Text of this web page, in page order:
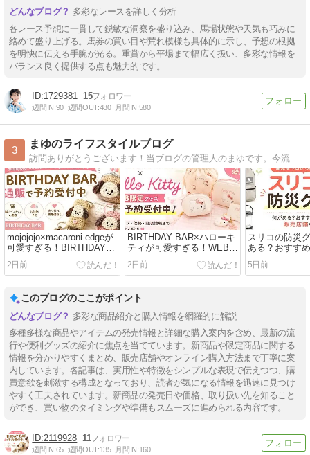
多彩なレースを詳しく分析
各レース予想に一貫して鋭敏な洞察を盛り込み、馬場状態や天気も巧みに
絡めて盛り上げる。馬券の買い目や荒れ模様も具体的に示し、予想の根拠
を明快に伝える手腕が光る。重賞から平場まで幅広く扱い、多彩な情報を
バランス良く提供する点も魅力的です。
1729381 15
週間IN:90 週間OUT:480 月間IN:580
3
まゆのライフスタイルブログ
訪問ありがとうございます！当ブログの管理人のまゆです。今流行りのトレンド・エンタメについて発信♪
mojojojo×macaroni edgeが
可愛すぎる！BIRTHDAY
BAR通販で予約受付中！
2日前
BIRTHDAY BAR×ハローキ
ティが可愛すぎる！WEB限
定グッズを今すぐ予約！
2日前
スリコの防災
ある？おすす
販売店舗を紹
5日前
このブログのここがポイント
多彩な商品紹介と購入情報を網羅的に解説
多種多様な商品やアイテムの発売情報と詳細な購入案内を含め、最新の流
行や便利グッズの紹介に焦点を当てています。新商品や限定商品に関する
情報を分かりやすくまとめ、販売店舗やオンライン購入方法まで丁寧に案
内しています。各記事は、実用性や特徴をシンプルな表現で伝えつつ、購
買意欲を刺激する構成となっており、読者が気になる情報を迅速に見つけ
やすく工夫されています。新商品の発売日や価格、取り扱い先を知ること
ができ、買い物のタイミングや準備もスムーズに進められる内容です。
2119928 11
週間IN:65 週間OUT:135 月間IN:160